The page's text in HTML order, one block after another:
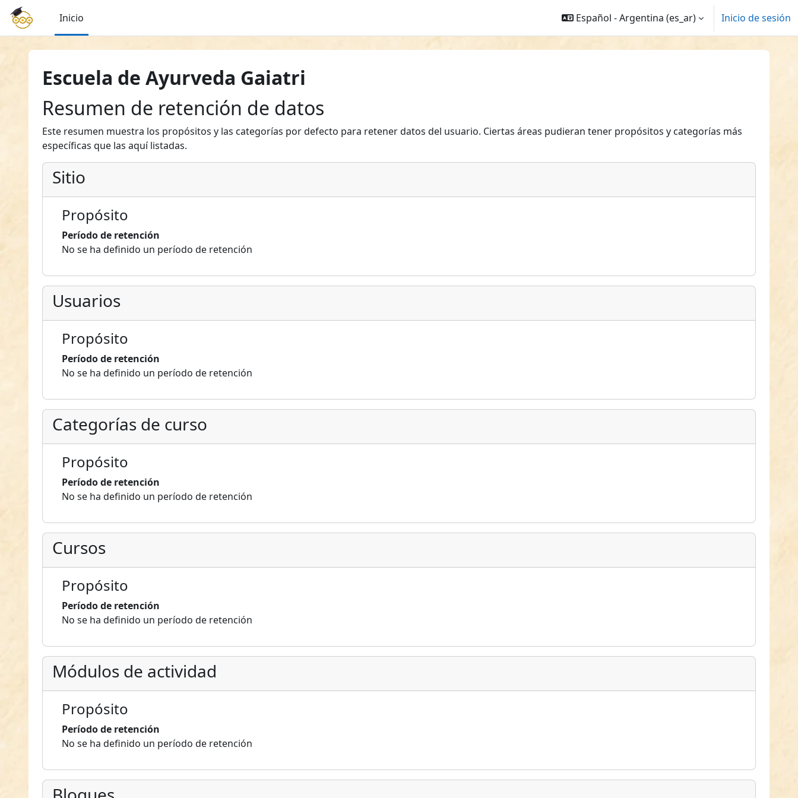
Salta al contenido principal
Inicio
Español - Argentina ‎(es_ar)‎ Inicio de sesión
Escuela de Ayurveda Gaiatri
Resumen de retención de datos
Este resumen muestra los propósitos y las categorías por defecto para retener datos del usuario. Ciertas áreas pudieran tener propósitos y categorías más
específicas que las aquí listadas.
Sitio
Propósito
Período de retención
No se ha definido un período de retención
Usuarios
Propósito
Período de retención
No se ha definido un período de retención
Categorías de curso
Propósito
Período de retención
No se ha definido un período de retención
Cursos
Propósito
Período de retención
No se ha definido un período de retención
Módulos de actividad
Propósito
Período de retención
No se ha definido un período de retención